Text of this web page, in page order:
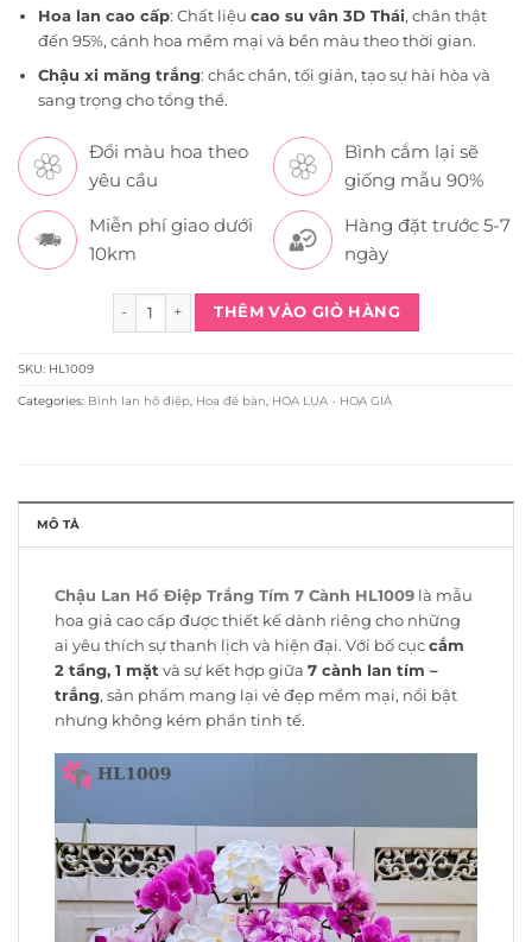
2.149.000₫.
Hoa lan cao cấp: Chất liệucao su vân 3D Thái, chân thật
đến 95%, cánh hoa mềm mại và bền màu theo thời gian.
Chậu xi măng trắng: chắc chắn, tối giản, tạo sự hài hòa và
sang trọng cho tổng thể.
Đổi màu hoa theo
yêu cầu
Bình cắm lại sẽ
giống mẫu 90%
Miễn phí giao dưới
10km
Hàng đặt trước 5-7
ngày
Chậu Lan Hồ Điệp Trắng Tím 7 Cành HL1009 quantity
THÊM VÀO GIỎ HÀNG
SKU: HL1009
Categories: Bình lan hồ điệp, Hoa để bàn, HOA LỤA - HOA GIẢ
MÔ TẢ
Chậu Lan Hồ Điệp Trắng Tím 7 Cành HL1009 là mẫu
hoa giả cao cấp được thiết kế dành riêng cho những
ai yêu thích sự thanh lịch và hiện đại. Với bố cụccắm
2 tầng, 1 mặtvà sự kết hợp giữa 7 cành lan tím –
trắng, sản phẩm mang lại vẻ đẹp mềm mại, nổi bật
nhưng không kém phần tinh tế.